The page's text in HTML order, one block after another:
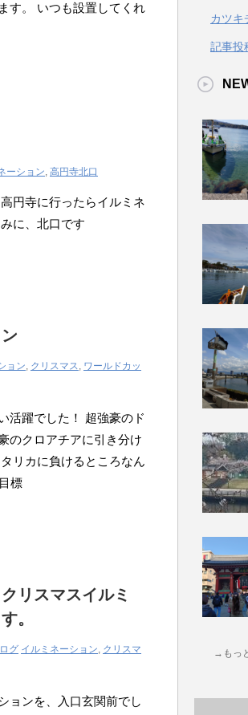
す。 いつも設置してくれ
ーション, 高円寺北口
円寺に行ったらイルミネ
に、北口です
ョン, クリスマス, ワールドカッ
活躍でした！ 超強豪のド
のクロアチアに引き分け
リカに負けるところなん
標
リスマスイルミ
。
グ イルミネーション, クリスマ
ョンを、入口玄関前でし
カツキ
記事投
→もっ